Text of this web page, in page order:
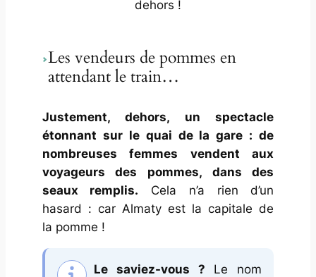
dehors !
Les vendeurs de pommes en
attendant le train…
Justement, dehors, un spectacle
étonnant sur le quai de la gare : de
nombreuses femmes vendent aux
voyageurs des pommes, dans des
seaux remplis. Cela n’a rien d’un
hasard : car Almaty est la capitale de
la pomme !
Le saviez-vous ? Le nom